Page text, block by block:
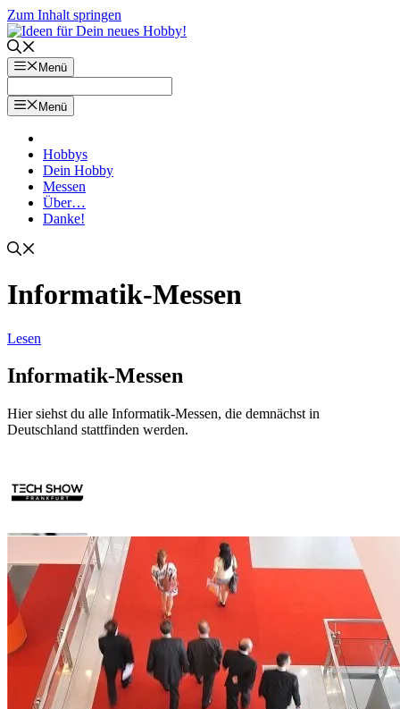
Zum Inhalt springen
Menü
Menü
Hobbys
Dein Hobby
Messen
Über…
Danke!
Informatik-Messen
Lesen
Informatik-Messen
Hier siehst du alle Informatik-Messen, die demnächst in
Deutschland stattfinden werden.